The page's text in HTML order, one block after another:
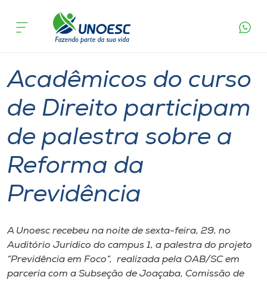
Cursos
Pesquisa
Atendimento ao Estudante
Portal de Ensino
Internacionalização
acontece
Acadêmicos do curso
de Direito participam
de palestra sobre a
Reforma da
Previdência
A Unoesc recebeu na noite de sexta-feira, 29, no
Auditório Jurídico do campus 1, a palestra do projeto
“Previdência em Foco”, realizada pela OAB/SC em
parceria com a Subseção de Joaçaba, Comissão de